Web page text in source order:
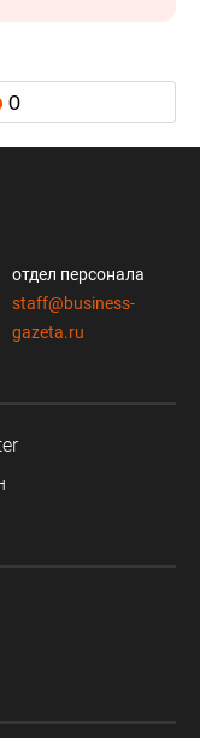
0
отдел персонала
staff@business-
gazeta.ru